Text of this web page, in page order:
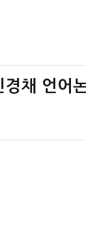
채 언어